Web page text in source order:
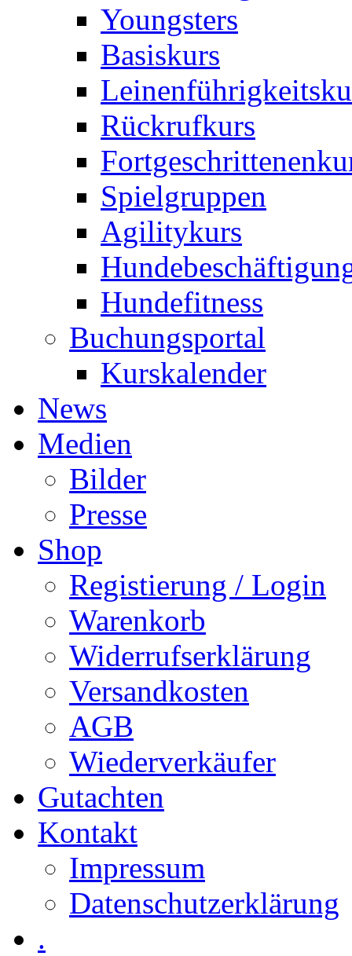
Youngsters
Basiskurs
Rückrufkurs
Spielgruppen
Agilitykurs
Hundefitness
Buchungsportal
Kurskalender
News
Medien
Bilder
Presse
Shop
Registierung / Login
Warenkorb
Widerrufserklärung
Versandkosten
AGB
Wiederverkäufer
Gutachten
Kontakt
Impressum
Datenschutzerklärung
.